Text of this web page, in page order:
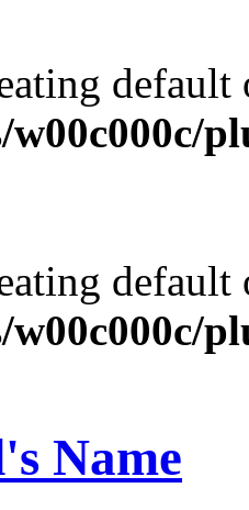
Name